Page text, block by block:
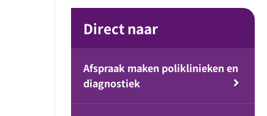
Direct naar
Afspraak maken poliklinieken en
diagnostiek